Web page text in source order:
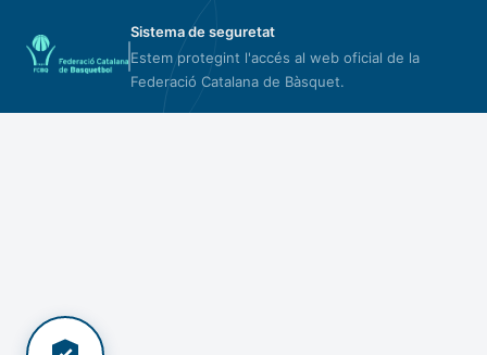
Sistema de seguretat
Estem protegint l'accés al web oficial de la
Federació Catalana de Bàsquet.